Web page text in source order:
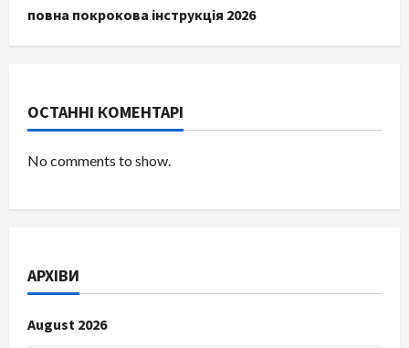
повна покрокова інструкція 2026
ОСТАННІ КОМЕНТАРІ
No comments to show.
АРХІВИ
August 2026